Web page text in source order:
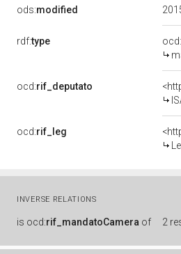
ods:modified
rdf:type
ocd:rif_deputato
ocd:rif_leg
INVERSE RELATIONS
is ocd:rif_mandatoCamera of 2